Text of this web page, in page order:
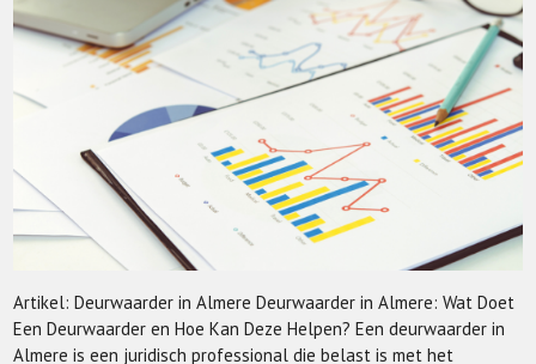
Artikel: Deurwaarder in Almere Deurwaarder in Almere: Wat Doet
Een Deurwaarder en Hoe Kan Deze Helpen? Een deurwaarder in
Almere is een juridisch professional die belast is met het